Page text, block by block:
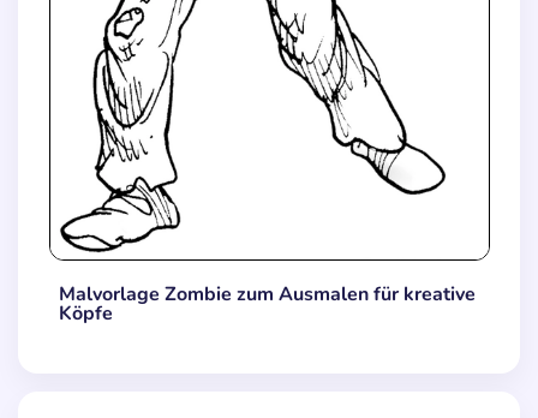
Malvorlage Zombie zum Ausmalen für kreative
Köpfe